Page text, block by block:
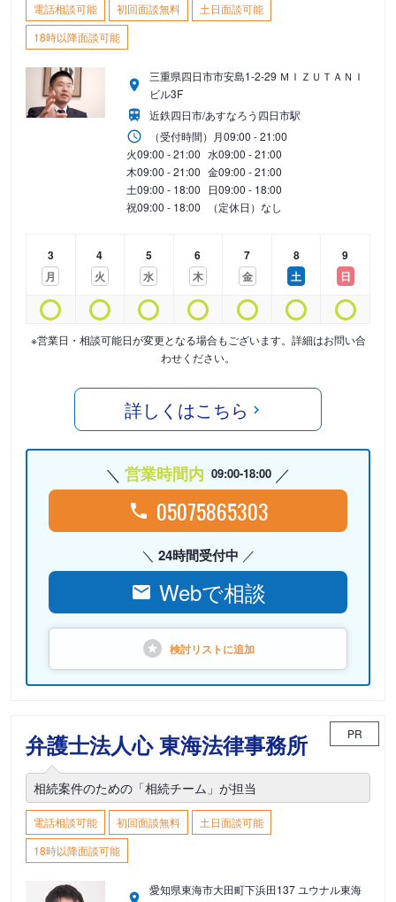
電話相談可能 初回面談無料
土日面談可能
18時以降面談可能
三重県四日市市安島1-2-29 ＭＩＺＵＴＡＮＩ
ビル3F
近鉄四日市/あすなろう四日市駅
（受付時間） 月09:00 - 21:00
火09:00 - 21:00 水09:00 - 21:00
木09:00 - 21:00 金09:00 - 21:00
土09:00 - 18:00 日09:00 - 18:00
祝09:00 - 18:00 （定休日）なし
3
月
4
火
5
水
6
木
7
金
8
土
9
日
※営業日・相談可能日が変更となる場合もございます。詳細はお問い合
わせください。
詳しくはこちら
営業時間内 09:00-18:00
05075865303
24時間受付中
Webで相談
検討リストに追加
弁護士法人心 東海法律事務所 PR
相続案件のための「相続チーム」が担当
電話相談可能 初回面談無料
土日面談可能
18時以降面談可能
愛知県東海市大田町下浜田137 ユウナル東海